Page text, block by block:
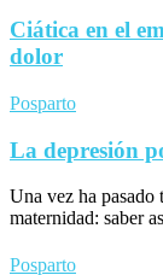
Ciática en el
dolor
Posparto
La depresión
Una vez ha pasado
maternidad: saber
Posparto